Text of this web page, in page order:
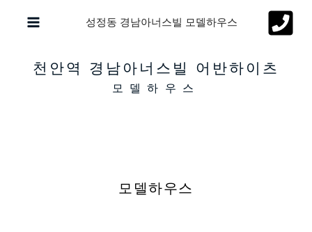
성정동 경남아너스빌 모델하우스
천안역 경남아너스빌 어반하이츠
모델하우스
모델하우스